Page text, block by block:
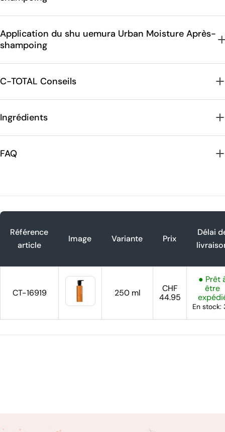
Application du shu uemura Urban Moisture Après-
shampoing
C-TOTAL Conseils
Ingrédients
FAQ
Référence
article
Image Variante Prix
Délai
CT-16919 250 ml
CHF
44.95
● Prêt
être
En stock: